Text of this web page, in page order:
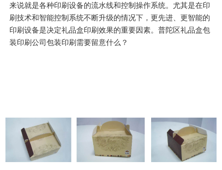
来说就是各种印刷设备的流水线和控制操作系统。尤其是在印
刷技术和智能控制系统不断升级的情况下，更先进、更智能的
印刷设备是决定礼品盒印刷效果的重要因素。普陀区礼品盒包
装印刷公司包装印刷需要留意什么？